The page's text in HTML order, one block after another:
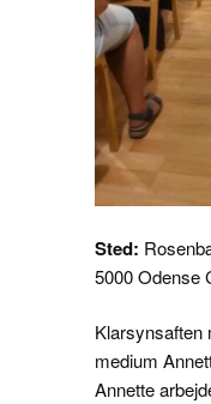
Sted:
5000 Odense
Klarsynsaften
medium
Annette